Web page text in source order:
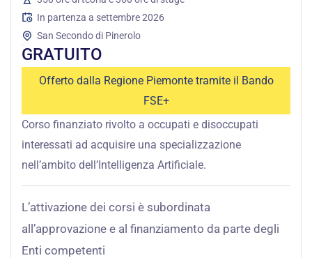
In partenza a settembre 2026
San Secondo di Pinerolo
GRATUITO
Offerto dalla Regione Piemonte tramite il Bando
FSE+
Corso finanziato rivolto a occupati e disoccupati
interessati ad acquisire una specializzazione
nell’ambito dell’Intelligenza Artificiale.
L’attivazione dei corsi è subordinata
all’approvazione e al finanziamento da parte degli
Enti competenti